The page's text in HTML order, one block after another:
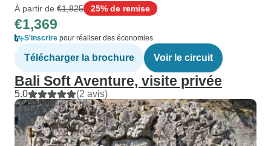
À partir de €1,825 25% de remise
€1,369
S'inscrire pour réaliser des économies
Télécharger la brochure Voir le circuit
Bali Soft Aventure, visite privée
5.0 (2 avis)